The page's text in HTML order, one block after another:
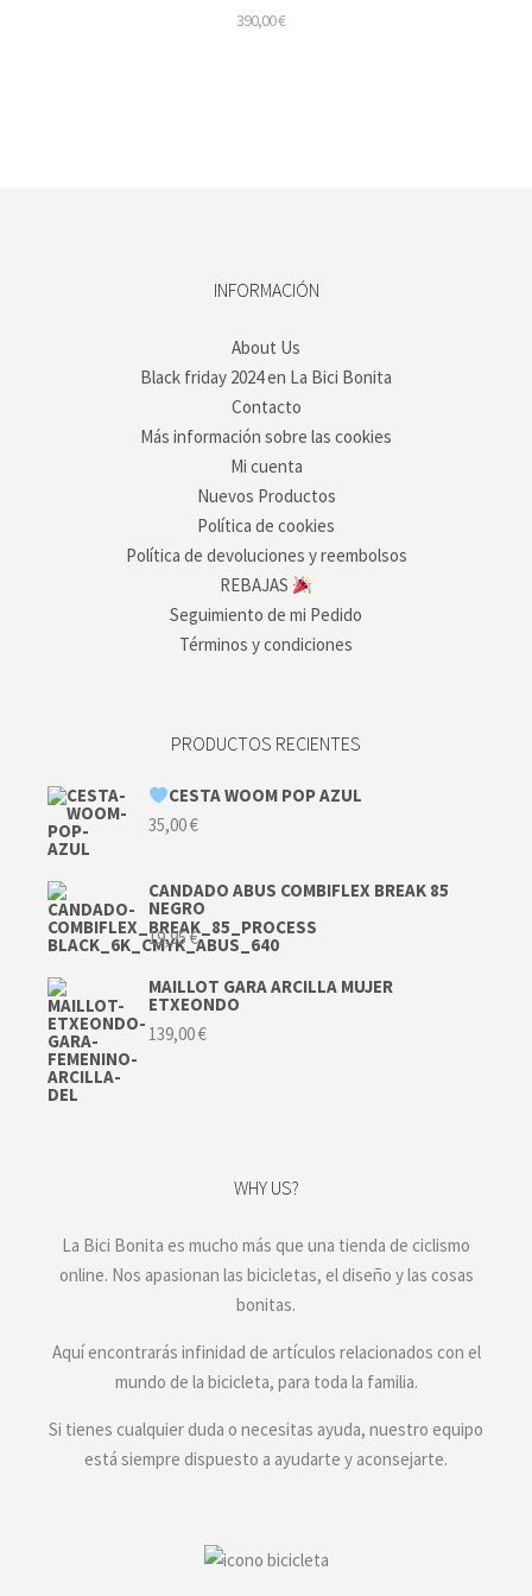
390,00€
INFORMACIÓN
About Us
Black friday 2024 en La Bici Bonita
Contacto
Más información sobre las cookies
Mi cuenta
Nuevos Productos
Política de cookies
Política de devoluciones y reembolsos
REBAJAS
Seguimiento de mi Pedido
Términos y condiciones
PRODUCTOS RECIENTES
CESTA WOOM POP AZUL
35,00€
CANDADO ABUS COMBIFLEX BREAK 85
NEGRO
19,95€
MAILLOT GARA ARCILLA MUJER
ETXEONDO
139,00€
WHY US?
La Bici Bonita es mucho más que una tienda de ciclismo
online. Nos apasionan las bicicletas, el diseño y las cosas
bonitas.
Aquí encontrarás infinidad de artículos relacionados con el
mundo de la bicicleta, para toda la familia.
Si tienes cualquier duda o necesitas ayuda, nuestro equipo
está siempre dispuesto a ayudarte y aconsejarte.